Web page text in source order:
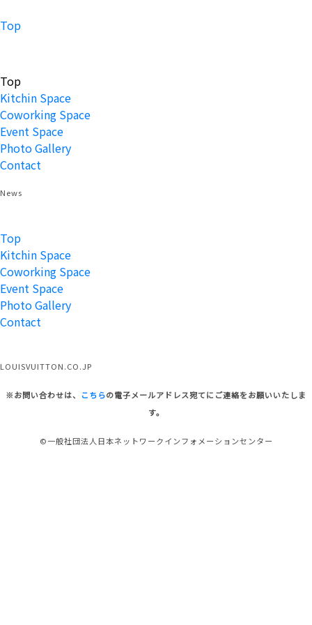
Top
Top
Kitchin Space
Coworking Space
Event Space
Photo Gallery
Contact
News
Top
Kitchin Space
Coworking Space
Event Space
Photo Gallery
Contact
LOUISVUITTON.CO.JP
※お問い合わせは、 こちらの電子メールアドレス宛てにご連絡をお願いいたしま
す。
©一般社団法人日本ネットワークインフォメーションセンター